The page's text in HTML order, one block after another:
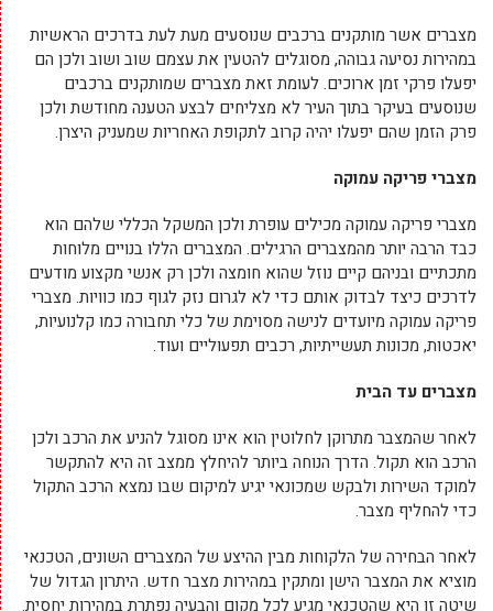
מצברים אשר מותקנים ברכבים שנוסעים מעת לעת בדרכים הראשיות
במהירות נסיעה גבוהה, מסוגלים להטעין את עצמם שוב ושוב ולכן הם
יפעלו פרקי זמן ארוכים. לעומת זאת מצברים שמותקנים ברכבים
שנוסעים בעיקר בתוך העיר לא מצליחים לבצע הטענה מחודשת ולכן
פרק הזמן שהם יפעלו יהיה קרוב לתקופת האחריות שמעניק היצרן.
מצברי פריקה עמוקה
מצברי פריקה עמוקה מכילים עופרת ולכן המשקל הכללי שלהם הוא
כבד הרבה יותר מהמצברים הרגילים. המצברים הללו בנויים מלוחות
מתכתיים ובניהם קיים נוזל שהוא חומצה ולכן רק אנשי מקצוע מודעים
לדרכים כיצד לבדוק אותם כדי לא לגרום נזק לגוף כמו כוויות. מצברי
פריקה עמוקה מיועדים לנישה מסוימת של כלי תחבורה כמו קלנועיות,
יאכטות, מכונות תעשייתיות, רכבים תפעוליים ועוד.
מצברים עד הבית
לאחר שהמצבר מתרוקן לחלוטין הוא אינו מסוגל להניע את הרכב ולכן
הרכב הוא תקול. הדרך הנוחה ביותר להיחלץ ממצב זה היא להתקשר
למוקד השירות ולבקש שמכונאי יגיע למיקום שבו נמצא הרכב התקול
כדי להחליף מצבר.
לאחר הבחירה של הלקוחות מבין ההיצע של המצברים השונים, הטכנאי
מוציא את המצבר הישן ומתקין במהירות מצבר חדש. היתרון הגדול של
שיטה זו היא שהטכנאי מגיע לכל מקום והבעיה נפתרת במהירות יחסית.